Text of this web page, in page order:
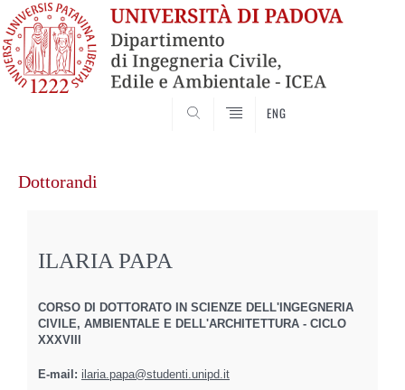
ENG
contenuto
Dottorandi
ILARIA PAPA
CORSO DI DOTTORATO IN SCIENZE DELL'INGEGNERIA
CIVILE, AMBIENTALE E DELL'ARCHITETTURA - CICLO
XXXVIII
E-mail: ilaria.papa@studenti.unipd.it